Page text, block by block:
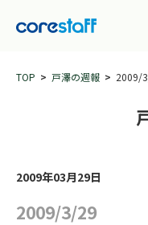
TOP 戸澤の週報 2009/
2009年03月29日
2009/3/29